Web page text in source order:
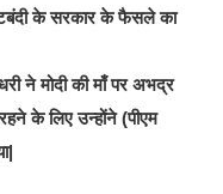
के सरकार के फैसले का
ने मोदी की माँ पर अभद्र
के लिए उन्होंने (पीएम